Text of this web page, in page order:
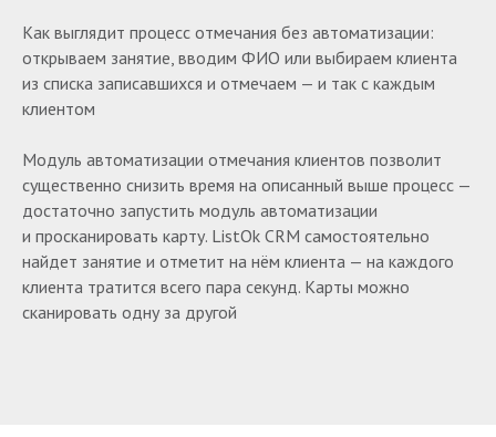
Как выглядит процесс отмечания без автоматизации:
открываем занятие, вводим ФИО или выбираем клиента
из списка записавшихся и отмечаем — и так с каждым
клиентом
Модуль автоматизации отмечания клиентов позволит
существенно снизить время на описанный выше процесс —
достаточно запустить модуль автоматизации
и просканировать карту. ListOk CRM самостоятельно
найдет занятие и отметит на нём клиента — на каждого
клиента тратится всего пара секунд. Карты можно
сканировать одну за другой